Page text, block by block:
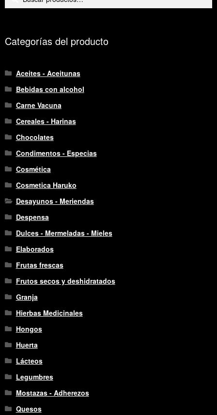
Categorías del producto
Aceites - Aceitunas
Bebidas con alcohol
Carne Vacuna
Cereales - Harinas
Chocolates
Condimentos - Especias
Cosmética
Cosmetica Haruko
Desayunos - Meriendas
Despensa
Dulces - Mermeladas - Mieles
Elaborados
Frutas frescas
Frutos secos y deshidratados
Granja
Hierbas Medicinales
Hongos
Huerta
Lácteos
Legumbres
Mostazas - Adherezos
Quesos